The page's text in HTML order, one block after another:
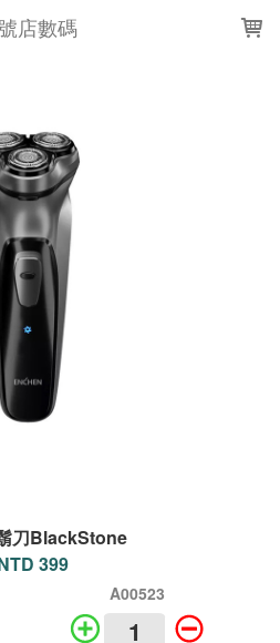
店數碼
刀BlackStone
399
A00523